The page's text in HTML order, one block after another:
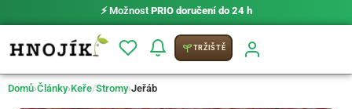
⚡ Možnost PRIO doručení do 24 h
TRŽIŠTĚ
Domů›Články›Keře/Stromy›Jeřáb